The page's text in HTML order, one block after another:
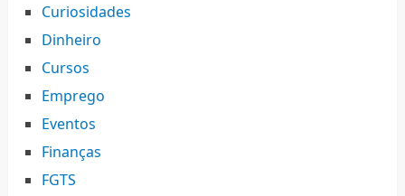
Curiosidades
Dinheiro
Cursos
Emprego
Eventos
Finanças
FGTS